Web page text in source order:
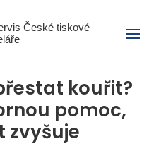
České tiskové
Menu
kouřit?
pomoc,
zvyšuje